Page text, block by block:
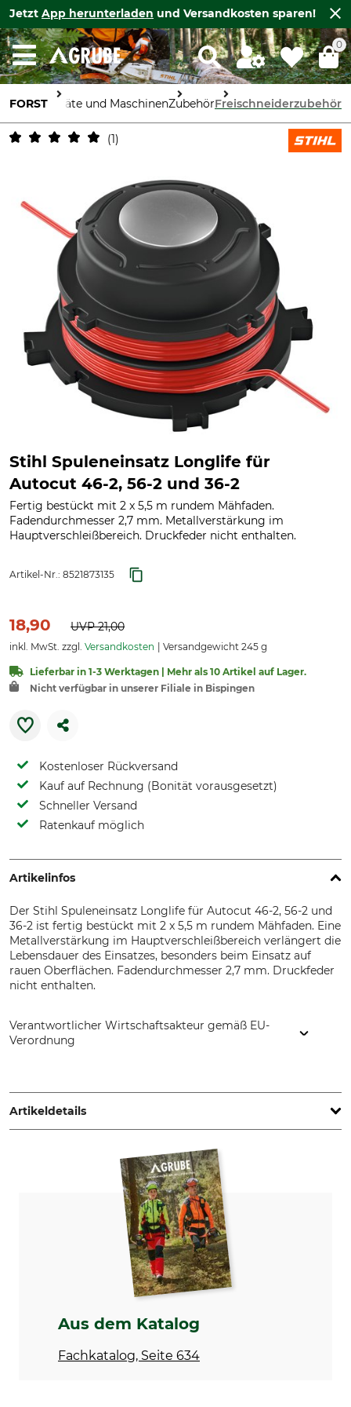
Jetzt App herunterladen und Versandkosten sparen!
0
FORSTGeräte und MaschinenZubehörFreischneiderzubehör
1
Stihl Spuleneinsatz Longlife für
Autocut 46-2, 56-2 und 36-2
Fertig bestückt mit 2 x 5,5 m rundem Mähfaden.
Fadendurchmesser 2,7 mm. Metallverstärkung im
Hauptverschleißbereich. Druckfeder nicht enthalten.
Artikel-Nr.: 8521873135
18,90 UVP21,00
inkl. MwSt. zzgl. Versandkosten Versandgewicht 245 g
Lieferbar in 1-3 Werktagen | Mehr als 10 Artikel auf Lager.
Nicht verfügbar in unserer Filiale in Bispingen
Kostenloser Rückversand
Kauf auf Rechnung (Bonität vorausgesetzt)
Schneller Versand
Ratenkauf möglich
Artikelinfos
Der Stihl Spuleneinsatz Longlife für Autocut 46-2, 56-2 und
36-2 ist fertig bestückt mit 2 x 5,5 m rundem Mähfaden. Eine
Metallverstärkung im Hauptverschleißbereich verlängert die
Lebensdauer des Einsatzes, besonders beim Einsatz auf
rauen Oberflächen. Fadendurchmesser 2,7 mm. Druckfeder
nicht enthalten.
Verantwortlicher Wirtschaftsakteur gemäß EU-
Verordnung
64807 Dieburg, Germany, www.stihl.de
Artikeldetails
Produkttyp
Spuleneinsatz
Modellbezeichnung
Longlife für Autocut 46-2, 56-
Herstellung
Made in USA
Fadenstärke
2,7 mm
Aus dem Katalog
Fachkatalog, Seite 634